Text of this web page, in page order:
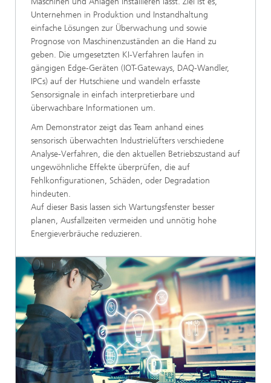
Unternehmen in Produktion und Instandhaltung
einfache Lösungen zur Überwachung und sowie
Prognose von Maschinenzuständen an die Hand zu
geben. Die umgesetzten KI-Verfahren laufen in
gängigen Edge-Geräten (IOT-Gateways, DAQ-Wandler,
IPCs) auf der Hutschiene und wandeln erfasste
Sensorsignale in einfach interpretierbare und
überwachbare Informationen um.
Am Demonstrator zeigt das Team anhand eines
sensorisch überwachten Industrielüfters verschiedene
Analyse-Verfahren, die den aktuellen Betriebszustand auf
ungewöhnliche Effekte überprüfen, die auf
Fehlkonfigurationen, Schäden, oder Degradation
hindeuten.
Auf dieser Basis lassen sich Wartungsfenster besser
planen, Ausfallzeiten vermeiden und unnötig hohe
Energieverbräuche reduzieren.